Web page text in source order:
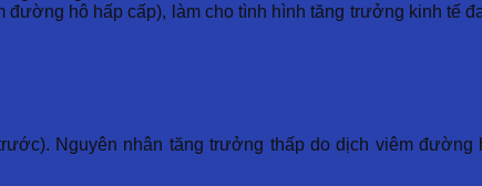
hô hấp cấp), làm cho tình hình tăng trưởng kinh tế
Nguyên nhân tăng trưởng thấp do dịch viêm đường